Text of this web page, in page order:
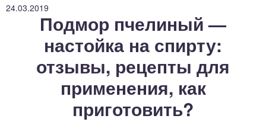
24.03.2019
Подмор пчелиный —
настойка на спирту:
отзывы, рецепты для
применения, как
приготовить?